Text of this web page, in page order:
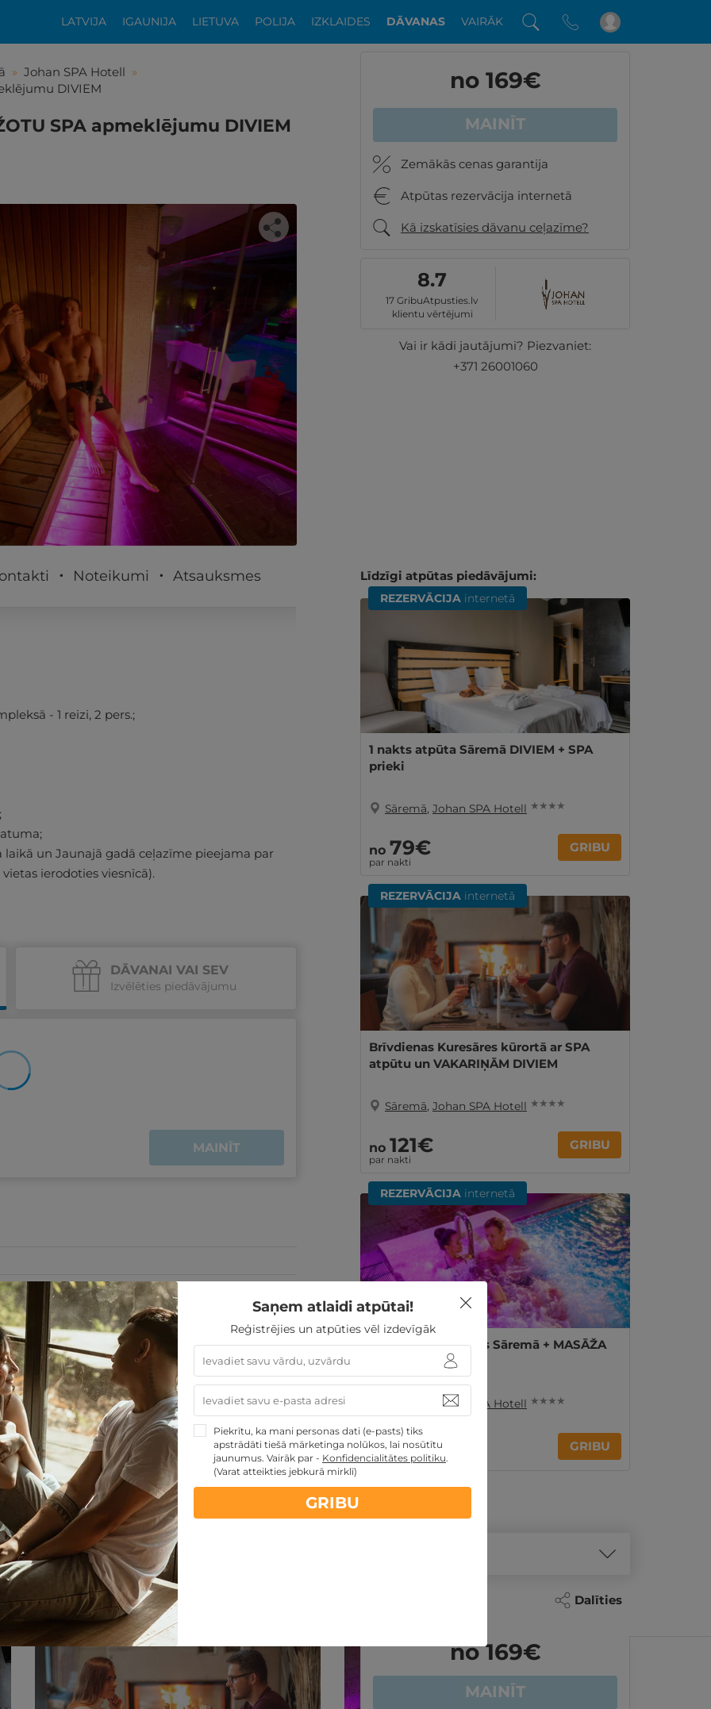
LATVIJA IGAUNIJA LIETUVA POLIJA IZKLAIDES DĀVANAS VAIRĀK
» Johan SPA Hotell »
DIVIEM
SPA apmeklējumu DIVIEM
šis piedāvājums?
atpūtai atlikuši tikai daži soļi
PĒRKU
no 169€
MAINĪT
Zemākās cenas garantija
Atpūtas rezervācija internetā
Kā izskatīsies dāvanu ceļazīme?
8.7
17 GribuAtpusties.lv
klientu vērtējumi
Vai ir kādi jautājumi? Piezvaniet:
+371 26001060
Noteikumi Atsauksmes
- 1 reizi, 2 pers.;
laikā un Jaunajā gadā ceļazīme pieejama par
ierodoties viesnīcā).
DĀVANAI VAI SEV
Izvēlēties piedāvājumu
MAINĪT
Noteikumi Atsauksmes Dalīties
no 169€
MAINĪT
Līdzīgi atpūtas piedāvājumi:
REZERVĀCIJA internetā
1 nakts atpūta Sāremā DIVIEM + SPA
prieki
Sāremā, Johan SPA Hotell ★ ★ ★ ★
no 79€
par nakti
GRIBU
REZERVĀCIJA internetā
Brīvdienas Kuresāres kūrortā ar SPA
atpūtu un VAKARIŅĀM DIVIEM
Sāremā, Johan SPA Hotell ★ ★ ★ ★
no 121€
par nakti
GRIBU
REZERVĀCIJA internetā
2 bezrūpīgas naktis Sāremā + MASĀŽA
Johan SPA Hotell ★ ★ ★ ★
no 212€
Par 2 naktīm
GRIBU
piedāvājumi:
TOP piedāvājumus
REZERVĀCIJAinternetā
Saņem atlaidi atpūtai!
Reģistrējies un atpūties vēl izdevīgāk
Piekrītu, ka mani personas dati (e-pasts) tiks
apstrādāti tiešā mārketinga nolūkos, lai nosūtītu
jaunumus. Vairāk par - Konfidencialitātes politiku.
(Varat atteikties jebkurā mirklī)
GRIBU